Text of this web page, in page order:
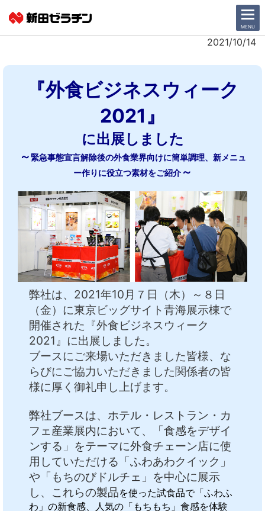
CLOSE
MENU
2021/10/14
『外食ビジネスウィーク
2021』
に出展しました
～緊急事態宣言解除後の外食業界向けに簡単調理、新メニュ
ー作りに役立つ素材をご紹介～
弊社は、2021年10月７日（木）～８日
（金）に東京ビッグサイト青海展示棟で
開催された『外食ビジネスウィーク
2021』に出展しました。
ブースにご来場いただきました皆様、な
らびにご協力いただきました関係者の皆
様に厚く御礼申し上げます。
弊社ブースは、ホテル・レストラン・カ
フェ産業展内において、「食感をデザイ
ンする」をテーマに外食チェーン店に使
用していただける「ふわあわクイック」
や「もちのびドルチェ」を中心に展示
し、これらの製品を使った試食品で「ふわふ
わ」の新食感、人気の「もちもち」食感を体験
ニュース一覧
会社情報
サステナビリティ
事業紹介
採用情報
日本語 English
中文 アクセス